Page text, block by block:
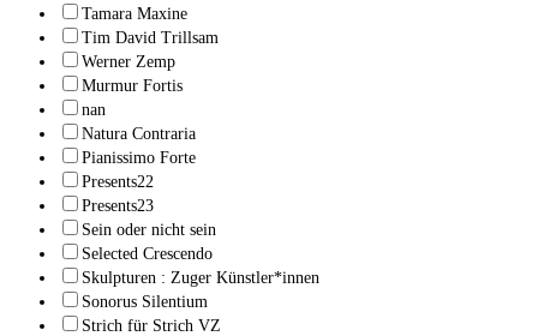
Tamara Maxine
Tim David Trillsam
Werner Zemp
Murmur Fortis
nan
Natura Contraria
Pianissimo Forte
Presents22
Presents23
Sein oder nicht sein
Selected Crescendo
Skulpturen : Zuger Künstler*innen
Sonorus Silentium
Strich für Strich VZ